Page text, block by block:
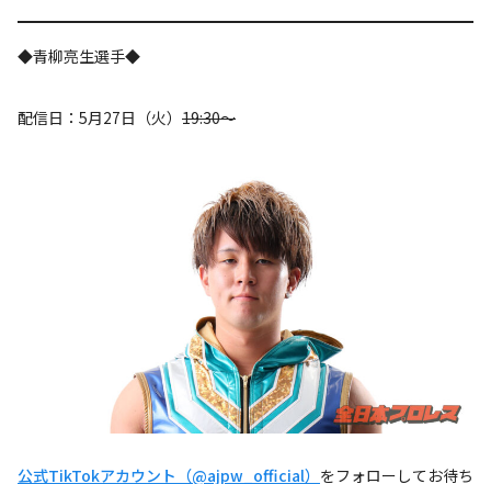
◆青柳亮生選手◆
配信日：5月27日（火） 19:30～
公式TikTokアカウント（@ajpw_official） をフォローしてお待ち